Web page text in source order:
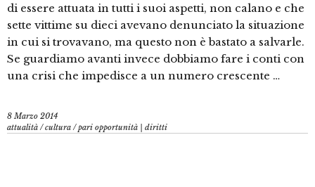
di essere attuata in tutti i suoi aspetti, non calano e che
sette vittime su dieci avevano denunciato la situazione
in cui si trovavano, ma questo non è bastato a salvarle.
Se guardiamo avanti invece dobbiamo fare i conti con
una crisi che impedisce a un numero crescente …
8 Marzo 2014
attualità /cultura /pari opportunità | diritti